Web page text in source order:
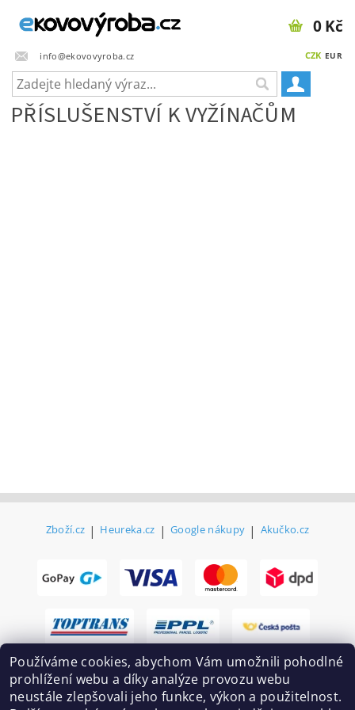
info@ekovovyroba.cz CZK EUR
0 Kč
PŘÍSLUŠENSTVÍ K VYŽÍNAČŮM
Zboží.cz | Heureka.cz | Google nákupy | Akučko.cz
Používáme cookies, abychom Vám umožnili pohodlné
prohlížení webu a díky analýze provozu webu
neustále zlepšovali jeho funkce, výkon a použitelnost.